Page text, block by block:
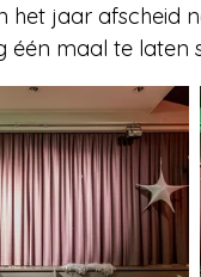
het jaar
maal te laten